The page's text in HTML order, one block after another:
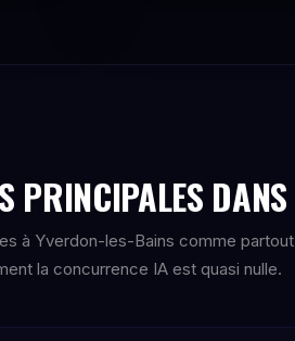
PRINCIPALES
à Yverdon-les-Bains comme
la concurrence IA est quasi nulle.